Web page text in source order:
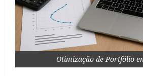
Otimização de Portfólio